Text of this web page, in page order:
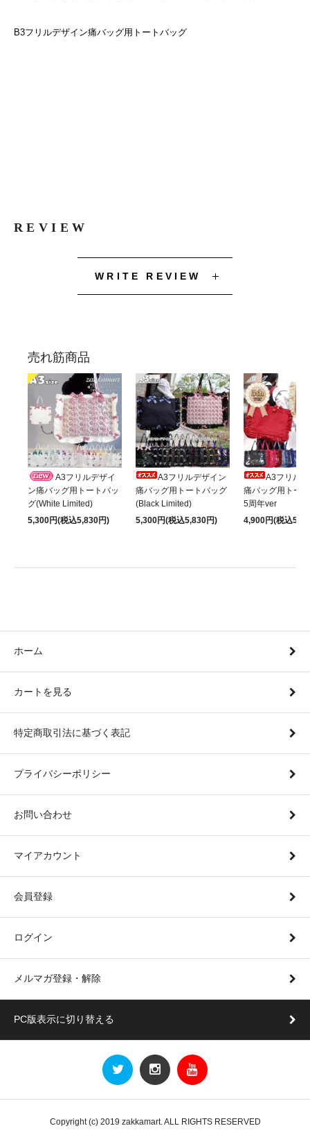
B3フリルデザイン痛バッグ用トートバッグ
REVIEW
WRITE REVIEW
売れ筋商品
A3フリルデザイ
ン痛バッグ用トートバッ
グ(White Limited)
5,300円(税込5,830円)
A3フリルデザイン
痛バッグ用トートバッグ
(Black Limited)
5,300円(税込5,830円)
A3フリル
痛バッグ用トー
5周年ver
4,900円(税込
ホーム
カートを見る
特定商取引法に基づく表記
プライバシーポリシー
お問い合わせ
マイアカウント
会員登録
ログイン
メルマガ登録・解除
PC版表示に切り替える
Copyright (c) 2019 zakkamart. ALL RIGHTS RESERVED